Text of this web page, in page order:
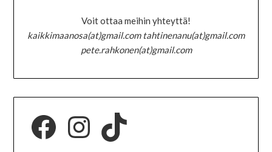
Voit ottaa meihin yhteyttä!
kaikkimaanosa(at)gmail.com tahtinenanu(at)gmail.com
pete.rahkonen(at)gmail.com